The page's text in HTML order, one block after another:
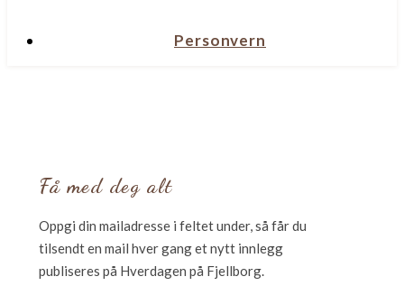
Personvern
Få med deg alt
Oppgi din mailadresse i feltet under, så får du
tilsendt en mail hver gang et nytt innlegg
publiseres på Hverdagen på Fjellborg.